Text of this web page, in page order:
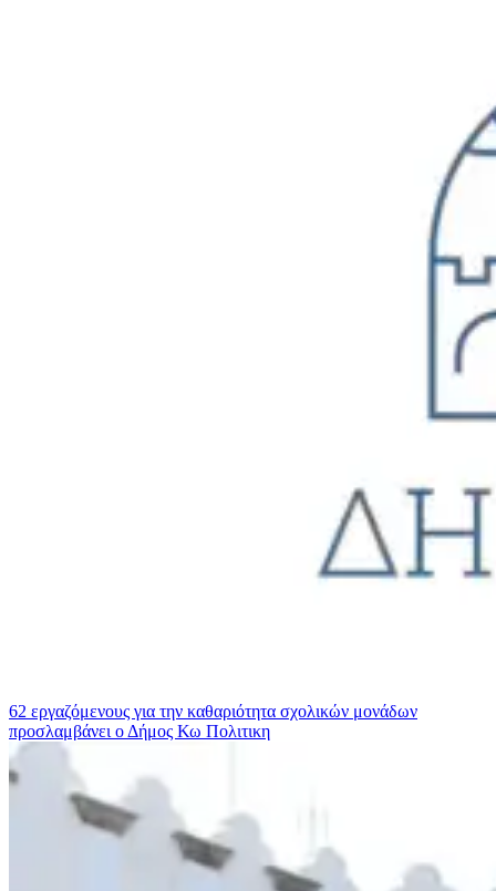
62 εργαζόμενους για την καθαριότητα σχολικών μονάδων
προσλαμβάνει ο Δήμος Κω Πολιτικη